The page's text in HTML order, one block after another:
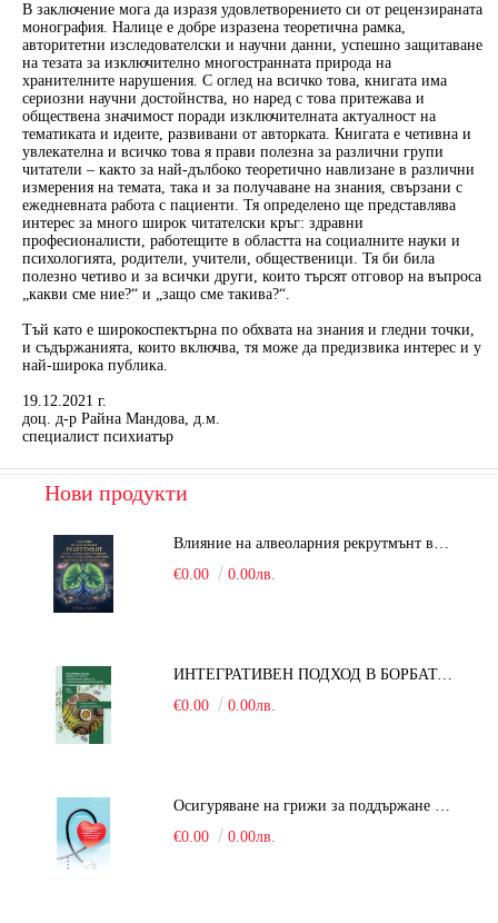
В заключение мога да изразя удовлетворението си от рецензираната
монография. Налице е добре изразена теоретична рамка,
авторитетни изследователски и научни данни, успешно защитаване
на тезата за изключително многостранната природа на
хранителните нарушения. С оглед на всичко това, книгата има
сериозни научни достойнства, но наред с това притежава и
обществена значимост поради изключителната актуалност на
тематиката и идеите, развивани от авторката. Книгата е четивна и
увлекателна и всичко това я прави полезна за различни групи
читатели – както за най-дълбоко теоретично навлизане в различни
измерения на темата, така и за получаване на знания, свързани с
ежедневната работа с пациенти. Тя определено ще представлява
интерес за много широк читателски кръг: здравни
професионалисти, работещите в областта на социалните науки и
психологията, родители, учители, общественици. Тя би била
полезно четиво и за всички други, които търсят отговор на въпроса
„какви сме ние?“ и „защо сме такива?“.
Тъй като е широкоспектърна по обхвата на знания и гледни точки,
и съдържанията, които включва, тя може да предизвика интерес и у
най-широка публика.
19.12.2021 г.
доц. д-р Райна Мандова, д.м.
специалист психиатър
Нови продукти
Влияние на алвеоларния рекрутмънт върху белодробната функция при робот-асистирана хирургия в положение Тренделенбург
€0.00
0.00лв.
ИНТЕГРАТИВЕН ПОДХОД В БОРБАТА С COVID-19: От патогенезата на Sars-Cov-2 до фитомедицината и етноботаниката. Антивирусна активност и терапевтичен потенциал на българските лечебни растения
€0.00
0.00лв.
Осигуряване на грижи за поддържане на здравното състояние на уязвимите групи от населени
€0.00
0.00лв.